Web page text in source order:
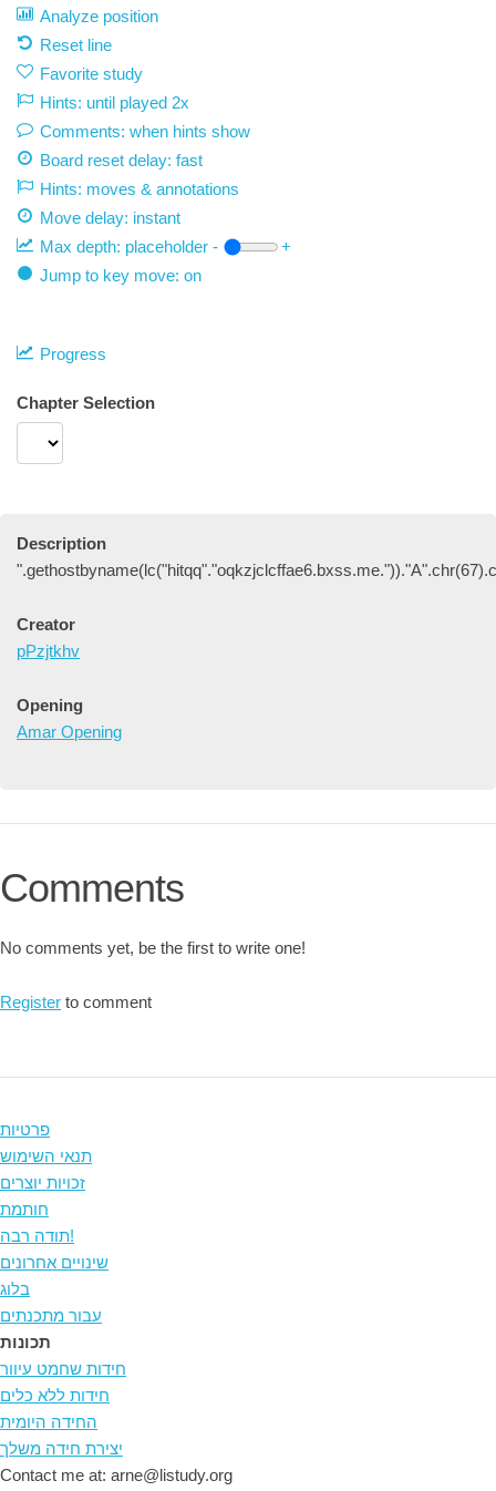
Analyze position
Reset line
Favorite study
Hints: until played 2x
Comments: when hints show
Board reset delay: fast
Hints: moves & annotations
Move delay: instant
Max depth: placeholder -
+
Jump to key move: on
Progress
Chapter Selection
Description
Creator
pPzjtkhv
Opening
Amar Opening
Comments
No comments yet, be the first to write one!
Register to comment
פרטיות
תנאי השימוש
זכויות יוצרים
חותמת
תודה רבה!
שינויים אחרונים
בלוג
עבור מתכנתים
תכונות
חידות שחמט עיוור
חידות ללא כלים
החידה היומית
יצירת חידה משלך
Contact me at: arne@listudy.org